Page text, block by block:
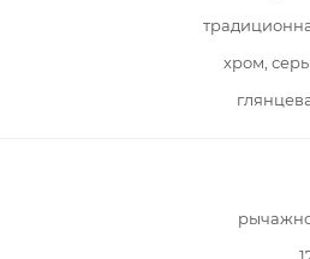
хром,